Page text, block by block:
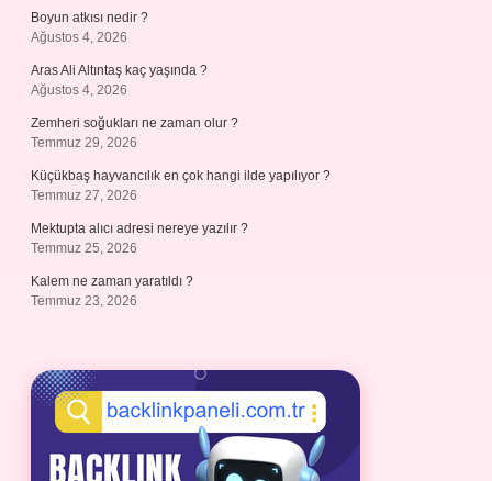
Boyun atkısı nedir ?
Ağustos 4, 2026
Aras Ali Altıntaş kaç yaşında ?
Ağustos 4, 2026
Zemheri soğukları ne zaman olur ?
Temmuz 29, 2026
Küçükbaş hayvancılık en çok hangi ilde yapılıyor ?
Temmuz 27, 2026
Mektupta alıcı adresi nereye yazılır ?
Temmuz 25, 2026
Kalem ne zaman yaratıldı ?
Temmuz 23, 2026